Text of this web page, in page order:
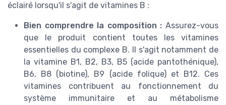
éclairé lorsqu'il s'agit de vitamines B :
Bien comprendre la composition : Assurez-vous
que le produit contient toutes les vitamines
essentielles du complexe B. Il s'agit notamment de
la vitamine B1, B2, B3, B5 (acide pantothénique),
B6, B8 (biotine), B9 (acide folique) et B12. Ces
vitamines contribuent au fonctionnement du
système immunitaire et au métabolisme